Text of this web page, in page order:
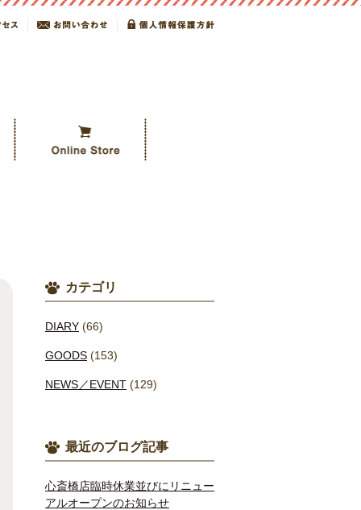
カテゴリ
DIARY (66)
GOODS (153)
NEWS／EVENT (129)
最近のブログ記事
心斎橋店臨時休業並びにリニュー
アルオープンのお知らせ